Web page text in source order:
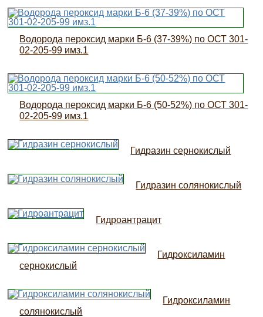
Водорода пероксид марки Б-6 (37-39%) по ОСТ 301-
02-205-99 имз.1
Водорода пероксид марки Б-6 (50-52%) по ОСТ 301-
02-205-99 имз.1
Гидразин сернокислый
Гидразин солянокислый
Гидроантрацит
Гидроксиламин
сернокислый
Гидроксиламин
солянокислый